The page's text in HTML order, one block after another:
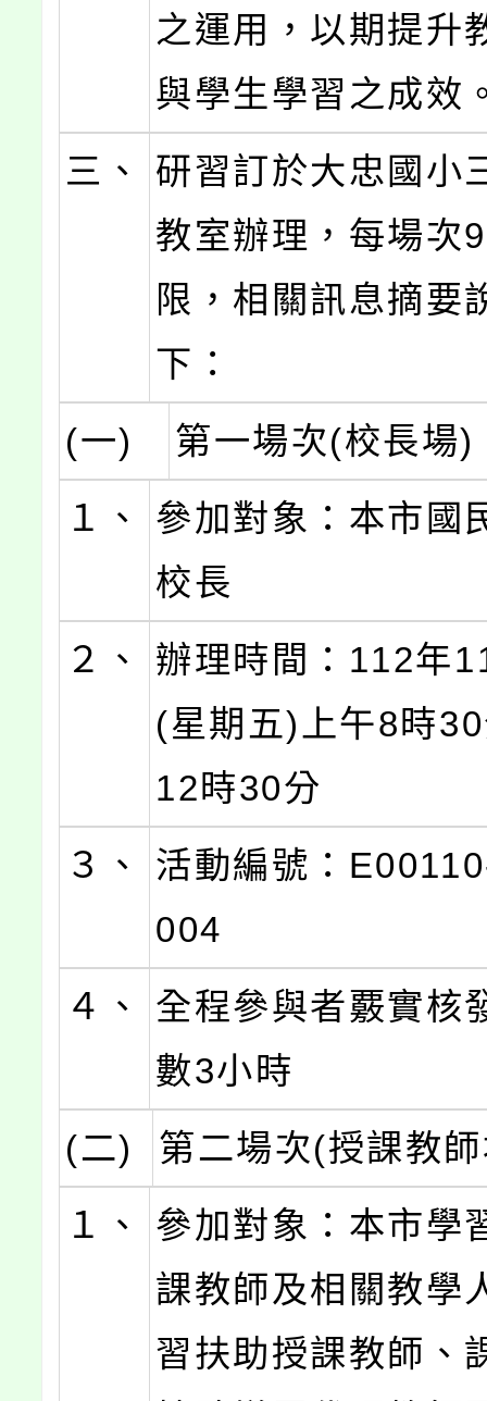
之運用，以期提升
與學生學習之成效
三、
研習訂於大忠國小
教室辦理，每場次
限，相關訊息摘要
下：
(一)
第一場次(校長場)
１、
參加對象：本市國
校長
２、
辦理時間：112年
(星期五)上午8時
12時30分
３、
活動編號：
004
４、
全程參與者覈實核
數3小時
(二)
第二場次(授課教
１、
參加對象：本市學
課教師及相關教學
習扶助授課教師、